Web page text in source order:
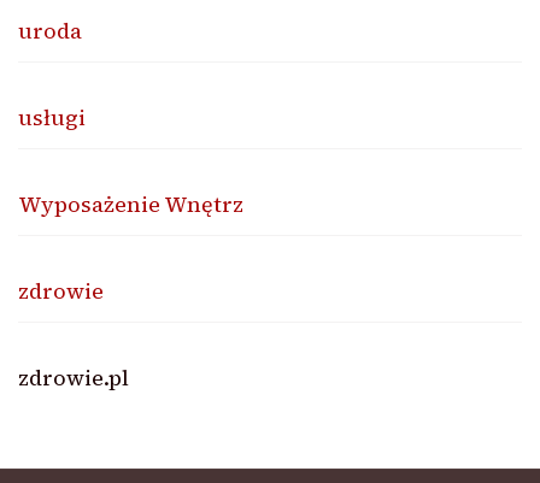
uroda
usługi
Wyposażenie Wnętrz
zdrowie
zdrowie.pl